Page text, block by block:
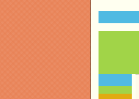
23
juin
2026